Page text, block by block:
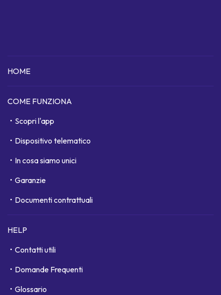
HOME
COME FUNZIONA
Scopri l'app
Dispositivo telematico
In cosa siamo unici
Garanzie
Documenti contrattuali
HELP
Contatti utili
Domande Frequenti
Glossario